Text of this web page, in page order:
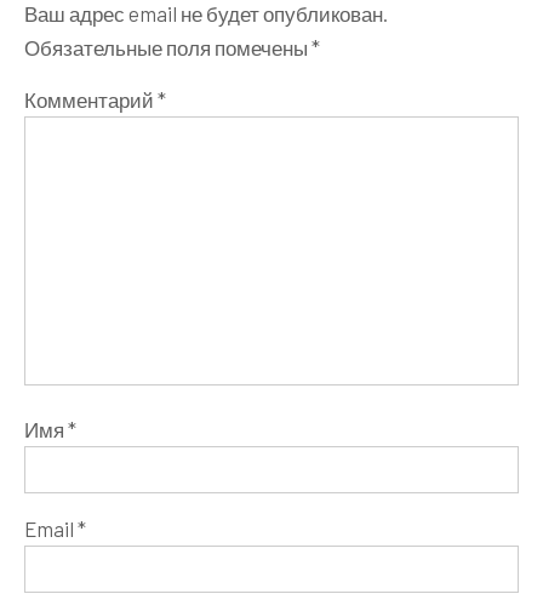
Ваш адрес email не будет опубликован.
Обязательные поля помечены *
Комментарий *
Имя *
Email *